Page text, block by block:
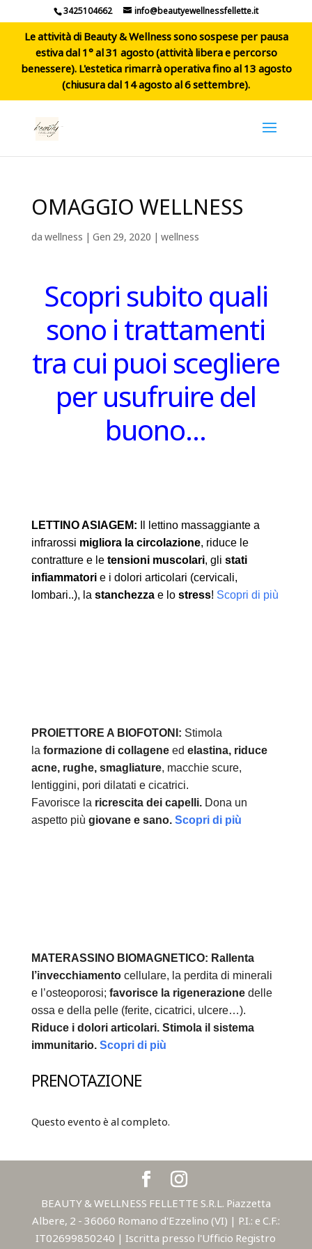
3425104662 info@beautyewellnessfellette.it
Le attività di Beauty & Wellness sono sospese per pausa
estiva dal 1° al 31 agosto (attività libera e percorso
benessere). L'estetica rimarrà operativa fino al 13 agosto
(chiusura dal 14 agosto al 6 settembre).
OMAGGIO WELLNESS
dawellness | Gen 29, 2020 | wellness
Scopri subito quali
sono i trattamenti
tra cui puoi scegliere
per usufruire del
buono…
LETTINO ASIAGEM:
Il lettino massaggiante a
infrarossi migliora la circolazione, riduce le
contratture e le tensioni muscolari, gli stati
infiammatori e i dolori articolari (cervicali,
lombari..), la stanchezzae lo stress! Scopri di più
PROIETTORE A BIOFOTONI: Stimola
la formazione di collagene ed elastina, riduce
acne, rughe, smagliature, macchie scure,
lentiggini, pori dilatati e cicatrici.
Favorisce la ricrescita dei capelli. Dona un
aspetto più giovane e sano. Scopri di più
MATERASSINO BIOMAGNETICO: Rallenta
l’invecchiamentocellulare, la perdita di minerali
e l’osteoporosi; favorisce la rigenerazionedelle
ossa e della pelle (ferite, cicatrici, ulcere…).
Riduce i dolori articolari. Stimola il sistema
immunitario. Scopri di più
PRENOTAZIONE
Questo evento è al completo.
BEAUTY & WELLNESS FELLETTE S.R.L. Piazzetta
Albere, 2 - 36060 Romano d'Ezzelino (VI) | P.I.: e C.F.:
IT02699850240 | Iscritta presso l'Ufficio Registro